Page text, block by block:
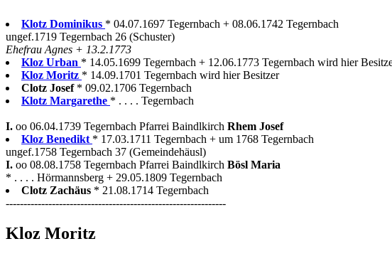
Klotz Dominikus * 04.07.1697 Tegernbach + 08.06.1742 Tegernbach
ungef.1719 Tegernbach 26 (Schuster)
Ehefrau Agnes + 13.2.1773
Kloz Urban * 14.05.1699 Tegernbach + 12.06.1773 Tegernbach wird hier
Kloz Moritz * 14.09.1701 Tegernbach wird hier Besitzer
Clotz Josef * 09.02.1706 Tegernbach
Klotz Margarethe * . . . . Tegernbach
I. oo 06.04.1739 Tegernbach Pfarrei Baindlkirch Rhem Josef
Kloz Benedikt * 17.03.1711 Tegernbach + um 1768 Tegernbach
ungef.1758 Tegernbach 37 (Gemeindehäusl)
I. oo 08.08.1758 Tegernbach Pfarrei Baindlkirch Bösl Maria
* . . . . Hörmannsberg + 29.05.1809 Tegernbach
Clotz Zachäus * 21.08.1714 Tegernbach
--------------------------------------------------------------
Kloz Moritz